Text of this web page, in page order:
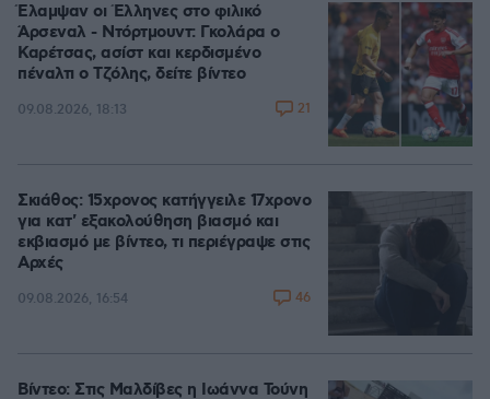
Έλαμψαν οι Έλληνες στο φιλικό
Άρσεναλ - Ντόρτμουντ: Γκολάρα ο
Καρέτσας, ασίστ και κερδισμένο
πέναλτι ο Τζόλης, δείτε βίντεο
09.08.2026, 18:13 21
Σκιάθος: 15χρονος κατήγγειλε 17χρονο
για κατ' εξακολούθηση βιασμό και
εκβιασμό με βίντεο, τι περιέγραψε στις
Αρχές
09.08.2026, 16:54 46
Βίντεο: Στις Μαλδίβες η Ιωάννα Τούνη